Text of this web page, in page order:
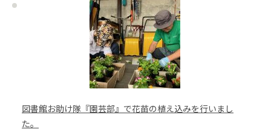
図書館お助け隊『園芸部』で花苗の植え込みを行いまし
た。